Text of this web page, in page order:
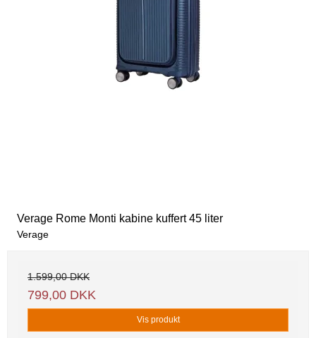
Verage Rome Monti kabine kuffert 45 liter
Verage
1.599,00 DKK
799,00 DKK
Vis produkt